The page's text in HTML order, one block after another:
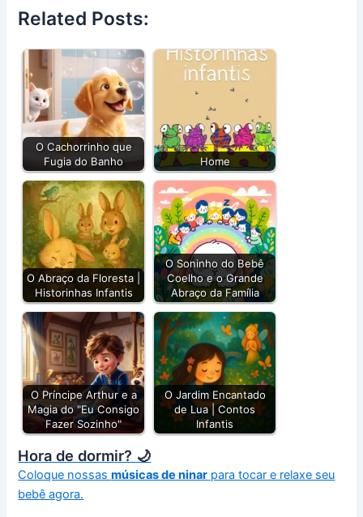
Related Posts:
O Cachorrinho que
Fugia do Banho
Home
O Abraço da Floresta |
Historinhas Infantis
O Soninho do Bebê
Coelho e o Grande
Abraço da Família
O Príncipe Arthur e a
Magia do "Eu Consigo
Fazer Sozinho"
O Jardim Encantado
de Lua | Contos
Infantis
Hora de dormir? 🌙
Coloque nossasmúsicas de ninar para tocar e relaxe seu
bebê agora.